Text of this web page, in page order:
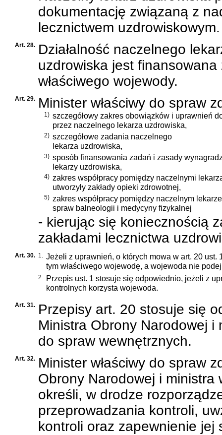
dokumentację związaną z
lecznictwem uzdrowiskowym.
Art. 28. Działalność naczelnego
uzdrowiska jest finansowana
właściwego wojewody.
Art. 29. Minister właściwy do spraw
1) szczegółowy zakres obowiązków i uprawnień
przez naczelnego lekarza uzdrowiska,
2) szczegółowe zadania naczelnego
lekarza uzdrowiska,
3) sposób finansowania zadań i zasady
lekarzy uzdrowiska,
4) zakres współpracy pomiędzy naczelnymi
utworzyły zakłady opieki zdrowotnej,
5) zakres współpracy pomiędzy naczelnym
spraw balneologii i medycyny fizykalnej
- kierując się koniecznością
zakładami lecznictwa
Art. 30. 1. Jeżeli z uprawnień, o których mowa w art. 20
tym właściwego wojewodę, a wojewoda nie
2. Przepis ust. 1 stosuje się odpowiednio, jeżeli z
kontrolnych korzysta wojewoda.
Art. 31. Przepisy art. 20 stosuje się
Ministra Obrony Narodowej i
do spraw wewnętrznych.
Art. 32. Minister właściwy do spraw
Obrony Narodowej i ministra
określi, w drodze
przeprowadzania kontroli,
kontroli oraz zapewnienie jej